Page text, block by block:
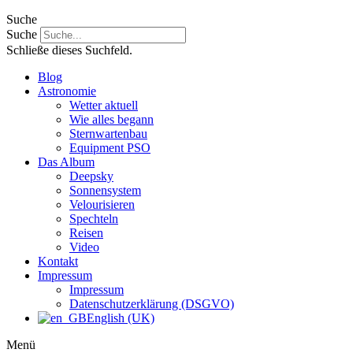
Suche
Suche
Schließe dieses Suchfeld.
Blog
Astronomie
Wetter aktuell
Wie alles begann
Sternwartenbau
Equipment PSO
Das Album
Deepsky
Sonnensystem
Velourisieren
Spechteln
Reisen
Video
Kontakt
Impressum
Impressum
Datenschutzerklärung (DSGVO)
English (UK)
Menü